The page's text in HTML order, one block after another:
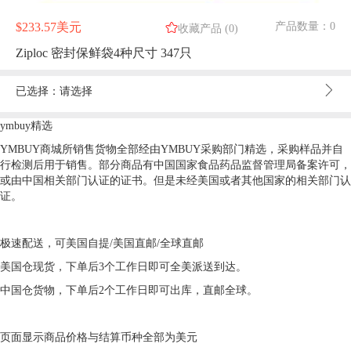
$233.57美元 收藏产品 (0) 产品数量： 0
Ziploc 密封保鲜袋4种尺寸 347只
已选择：请选择
ymbuy精选
YMBUY商城所销售货物全部经由YMBUY采购部门精选，采购样品并自
行检测后用于销售。部分商品有中国国家食品药品监督管理局备案许可，
或由中国相关部门认证的证书。但是未经美国或者其他国家的相关部门认
证。
极速配送，可美国自提/美国直邮/全球直邮
美国仓现货，下单后3个工作日即可全美派送到达。
中国仓货物，下单后2个工作日即可出库，直邮全球。
页面显示商品价格与结算币种全部为美元